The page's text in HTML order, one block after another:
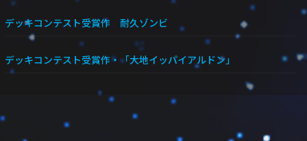
デッキコンテスト受賞作 耐久ゾンビ
デッキコンテスト受賞作・「大地イッパイアルドン」